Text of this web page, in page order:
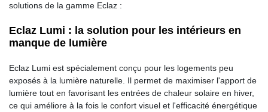
solutions de la gamme Eclaz :
Eclaz Lumi : la solution pour les intérieurs en
manque de lumière
Eclaz Lumi est spécialement conçu pour les logements peu
exposés à la lumière naturelle. Il permet de maximiser l'apport de
lumière tout en favorisant les entrées de chaleur solaire en hiver,
ce qui améliore à la fois le confort visuel et l'efficacité énergétique